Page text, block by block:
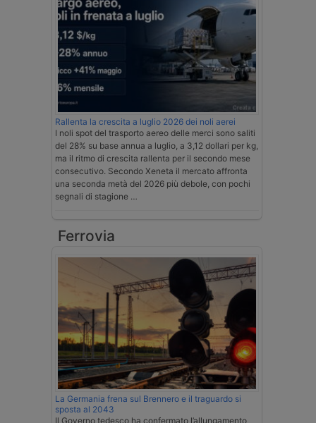
Rallenta la crescita a luglio 2026 dei noli aerei
I noli spot del trasporto aereo delle merci sono saliti
del 28% su base annua a luglio, a 3,12 dollari per kg,
ma il ritmo di crescita rallenta per il secondo mese
consecutivo. Secondo Xeneta il mercato affronta
una seconda metà del 2026 più debole, con pochi
segnali di stagione …
Ferrovia
La Germania frena sul Brennero e il traguardo si
sposta al 2043
Il Governo tedesco ha confermato l’allungamento